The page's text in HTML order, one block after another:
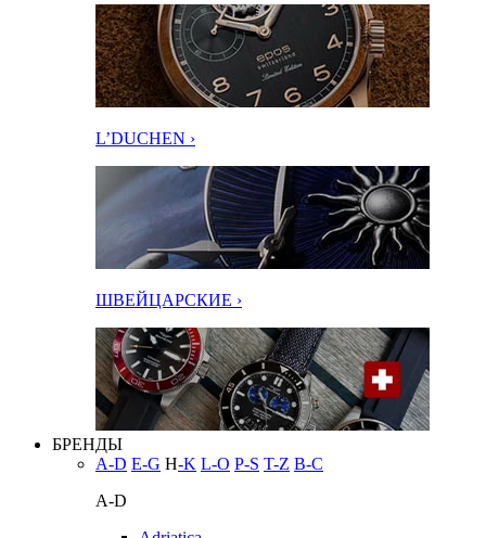
L’DUCHEN ›
ШВЕЙЦАРСКИЕ ›
БРЕНДЫ
A-D E-G H-K L-O P-S T-Z В-С
A-D